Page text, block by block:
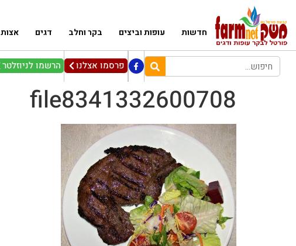
חדשות עופות וביצים בקר וחלב דגים אצות
פרסמו אצלנו הרשמו לניוזלטר
file8341332600708